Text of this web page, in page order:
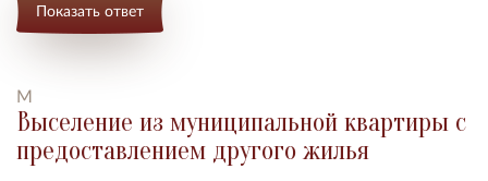
Показать ответ
M
Выселение из муниципальной квартиры с
предоставлением другого жилья